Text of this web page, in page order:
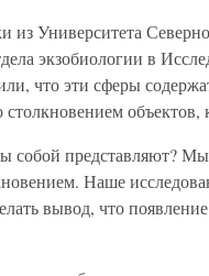
Университета
экзобиологии в
что эти сферы
столкновением
собой представляют?
Наше
вывод, что